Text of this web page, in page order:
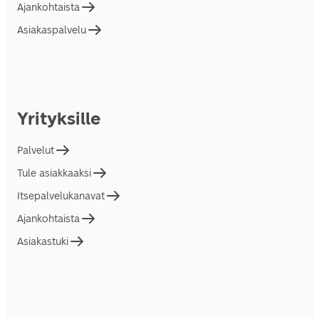
Ajankohtaista
Asiakaspalvelu
Yrityksille
Palvelut
Tule asiakkaaksi
Itsepalvelukanavat
Ajankohtaista
Asiakastuki